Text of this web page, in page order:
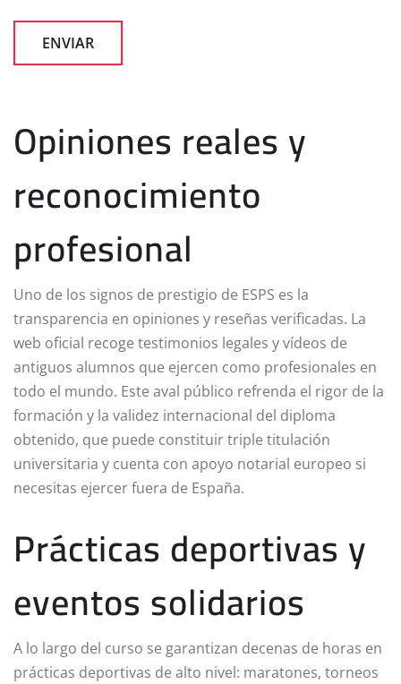
Opiniones reales y
reconocimiento
profesional
Uno de los signos de prestigio de ESPS es la
transparencia en opiniones y reseñas verificadas. La
web oficial recoge testimonios legales y vídeos de
antiguos alumnos que ejercen como profesionales en
todo el mundo. Este aval público refrenda el rigor de la
formación y la validez internacional del diploma
obtenido, que puede constituir triple titulación
universitaria y cuenta con apoyo notarial europeo si
necesitas ejercer fuera de España.
Prácticas deportivas y
eventos solidarios
A lo largo del curso se garantizan decenas de horas en
prácticas deportivas de alto nivel: maratones, torneos